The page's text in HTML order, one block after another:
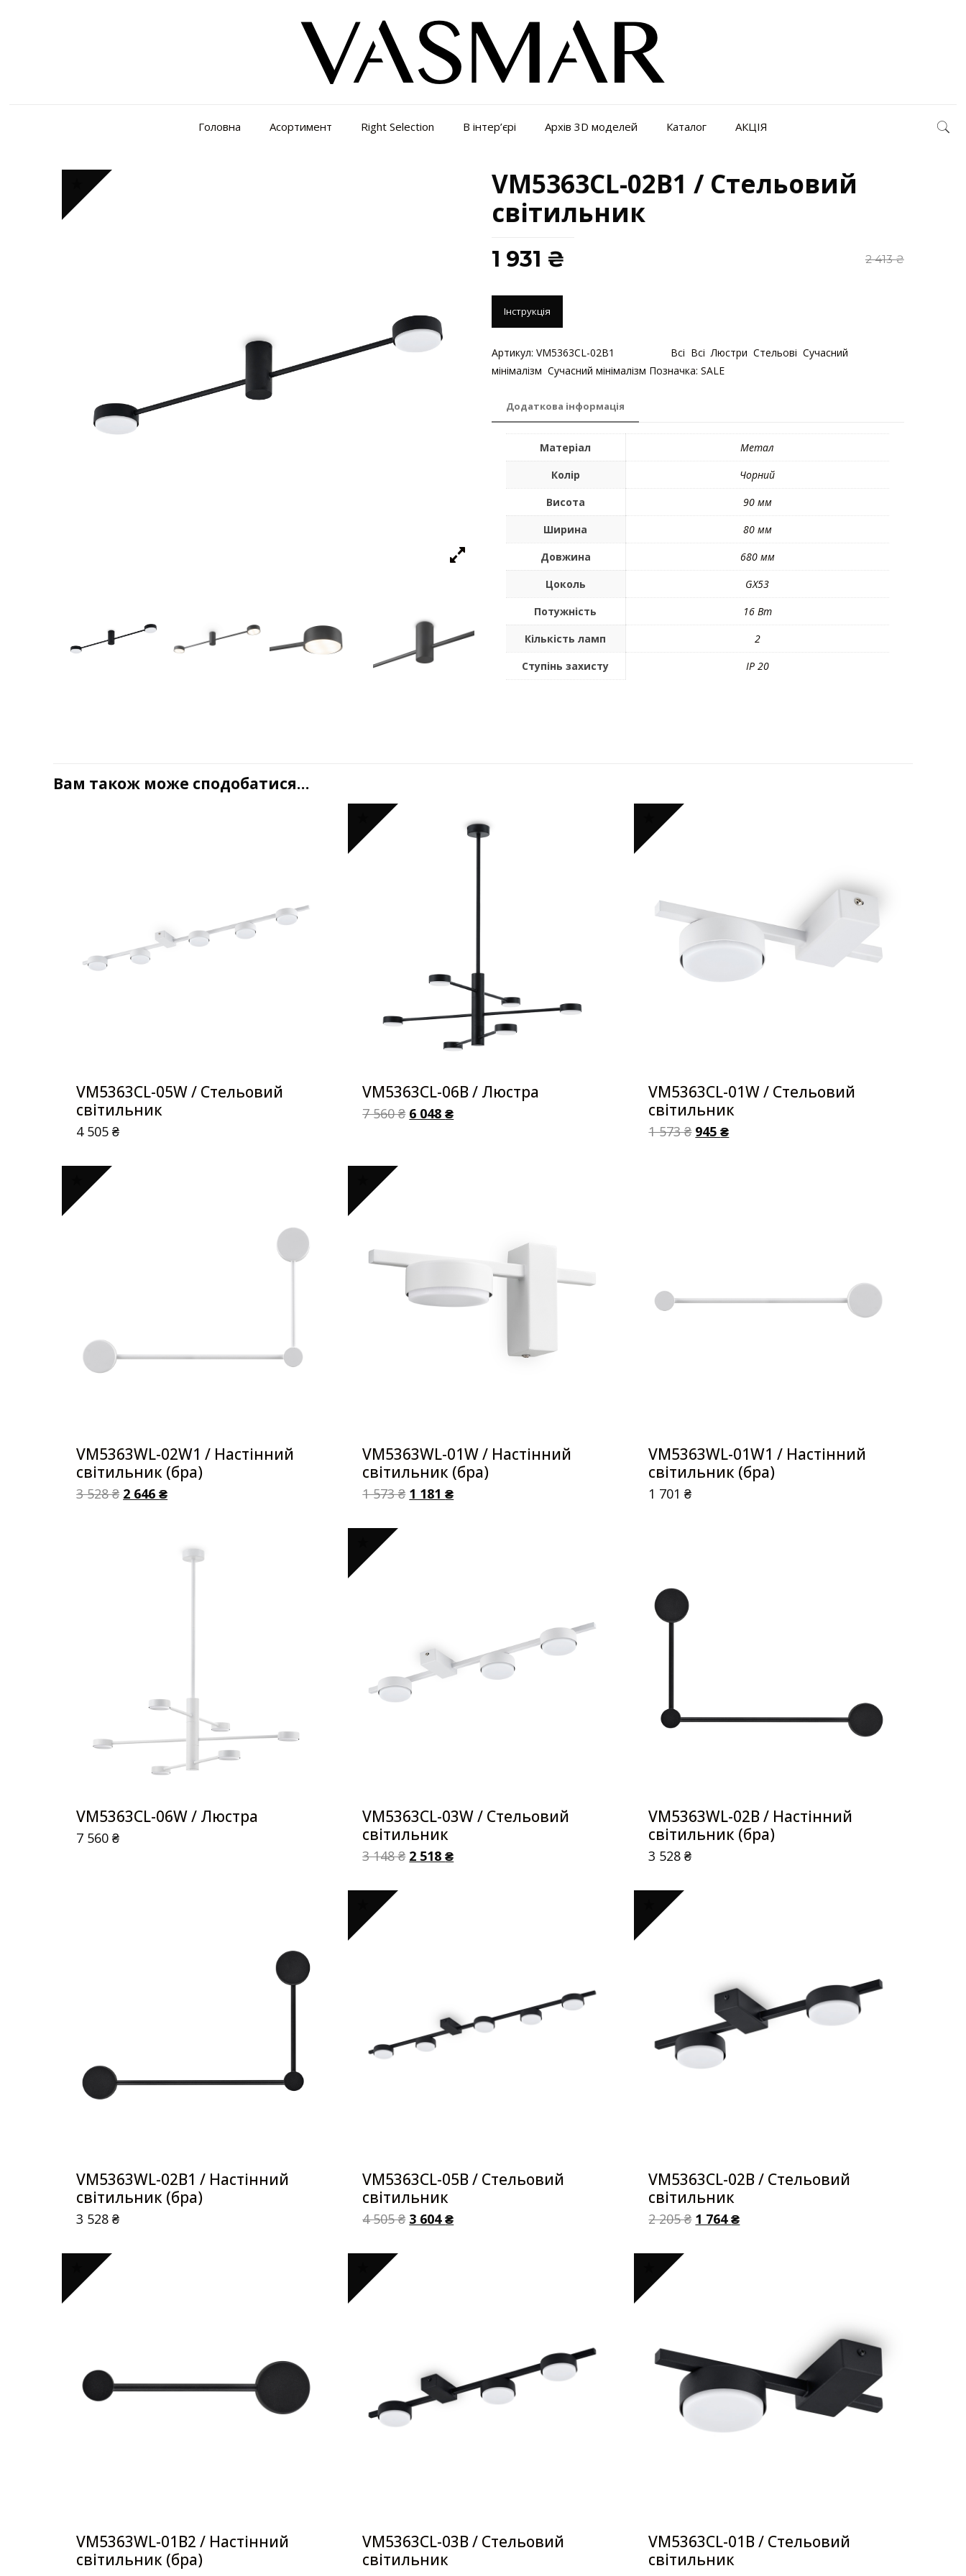
Головна Асортимент Right Selection В інтер’єрі Архів 3D моделей Каталог АКЦІЯ
VM5363CL-02B1 / Стельовий
світильник
2 413₴
1 931 ₴
Інструкція
Артикул: VM5363CL-02B1 Bсі Bсі ,Люстри Стельові Сучасний
мінімалізм Сучасний мінімалізм Позначка: SALE
Додаткова інформація
Матеріал
Метал
Колір
Чорний
Висота
90 мм
Ширина
80 мм
Довжина
680 мм
Цоколь
GX53
Потужність
16 Вт
Кількість ламп
2
Ступінь захисту
IP 20
Вам також може сподобатися…
VM5363CL-05W / Стельовий
світильник
4 505₴
VM5363CL-06B / Люстра
7 560₴ 6 048₴
VM5363CL-01W / Стельовий
світильник
1 573₴ 945₴
VM5363WL-02W1 / Настінний
світильник (бра)
3 528₴ 2 646₴
VM5363WL-01W / Настінний
світильник (бра)
1 573₴ 1 181₴
VM5363WL-01W1 / Настінний
світильник (бра)
1 701₴
VM5363CL-06W / Люстра
7 560₴
VM5363CL-03W / Стельовий
світильник
3 148₴ 2 518₴
VM5363WL-02B / Настінний
світильник (бра)
3 528₴
VM5363WL-02B1 / Настінний
світильник (бра)
3 528₴
VM5363CL-05B / Стельовий
світильник
4 505₴ 3 604₴
VM5363CL-02B / Стельовий
світильник
2 205₴ 1 764₴
VM5363WL-01B2 / Настінний
світильник (бра)
VM5363CL-03B / Стельовий
світильник
VM5363CL-01B / Стельовий
світильник